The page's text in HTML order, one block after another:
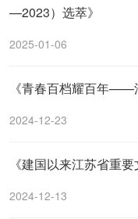
—2023）选萃》
2025-01-06
《青春百档耀百年——
2024-12-23
《建国以来江苏省重要
2024-12-13